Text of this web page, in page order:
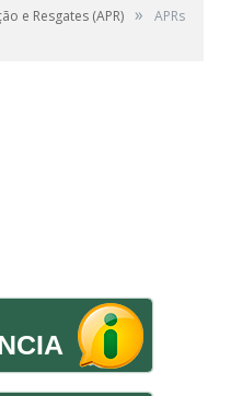
e Resgates (APR) »
APRs